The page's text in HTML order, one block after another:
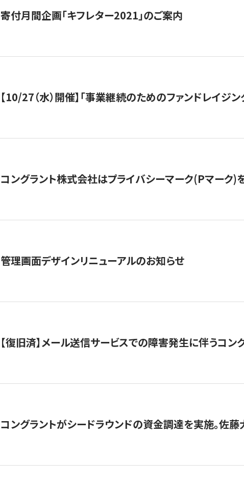
寄付月間企画「キフレター2021」のご案内
【10/27（水）開催】「事業継続のためのファンドレイジ
コングラント株式会社はプライバシーマーク(Pマーク)
管理画面デザインリニューアルのお知らせ
【復旧済】メール送信サービスでの障害発生に伴うコン
コングラントがシードラウンドの資金調達を実施。佐